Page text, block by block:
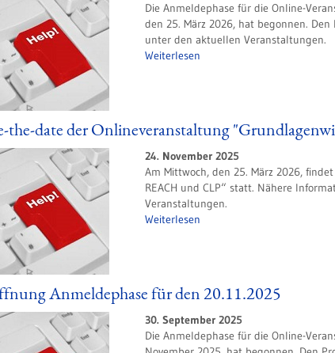
Die Anmeldephase für die Online-
den 25. März 2026, hat begonnen.
unter den aktuellen Veranstaltungen.
Weiterlesen
the-date der Onlineveranstaltung
24. November 2025
Am Mittwoch, den 25. März 2026,
REACH und CLP“ statt. Nähere
Veranstaltungen.
Weiterlesen
Anmeldephase für den 20.11.2025
30. September 2025
Die Anmeldephase für die Online-